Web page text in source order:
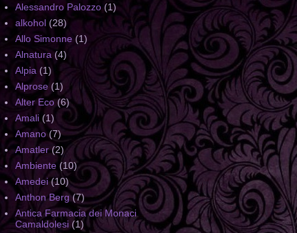
Alessandro Palozzo (1)
alkohol (28)
Allo Simonne (1)
Alnatura (4)
Alpia (1)
Alprose (1)
Alter Eco (6)
Amali (1)
Amano (7)
Amatler (2)
Ambiente (10)
Amedei (10)
Anthon Berg (7)
Antica Farmacia dei Monaci
Camaldolesi (1)